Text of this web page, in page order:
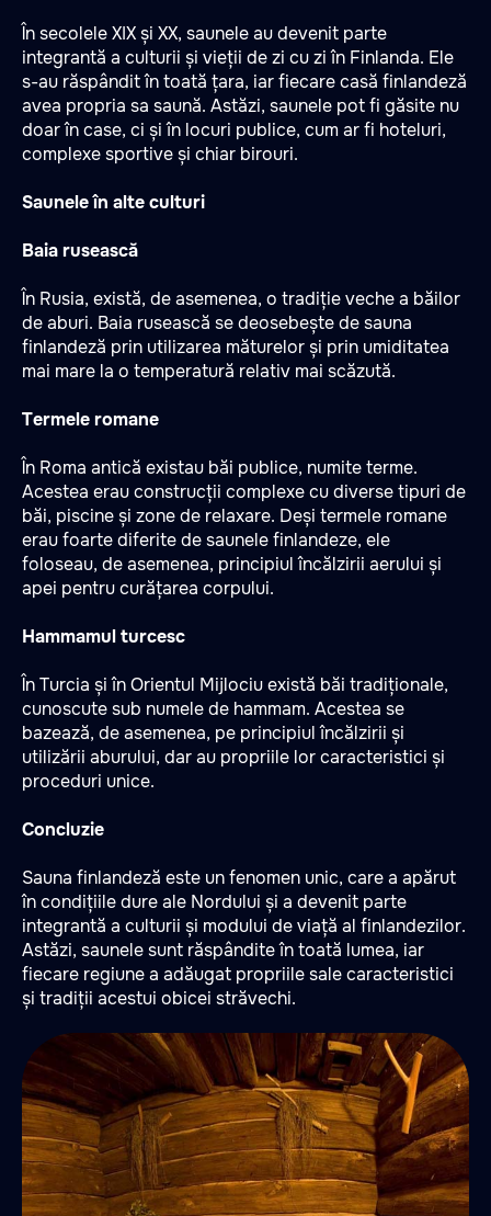
În secolele XIX și XX, saunele au devenit parte
integrantă a culturii și vieții de zi cu zi în Finlanda. Ele
s-au răspândit în toată țara, iar fiecare casă finlandeză
avea propria sa saună. Astăzi, saunele pot fi găsite nu
doar în case, ci și în locuri publice, cum ar fi hoteluri,
complexe sportive și chiar birouri.
Saunele în alte culturi
Baia rusească
În Rusia, există, de asemenea, o tradiție veche a băilor
de aburi. Baia rusească se deosebește de sauna
finlandeză prin utilizarea măturelor și prin umiditatea
mai mare la o temperatură relativ mai scăzută.
Termele romane
În Roma antică existau băi publice, numite terme.
Acestea erau construcții complexe cu diverse tipuri de
băi, piscine și zone de relaxare. Deși termele romane
erau foarte diferite de saunele finlandeze, ele
foloseau, de asemenea, principiul încălzirii aerului și
apei pentru curățarea corpului.
Hammamul turcesc
În Turcia și în Orientul Mijlociu există băi tradiționale,
cunoscute sub numele de hammam. Acestea se
bazează, de asemenea, pe principiul încălzirii și
utilizării aburului, dar au propriile lor caracteristici și
proceduri unice.
Concluzie
Sauna finlandeză este un fenomen unic, care a apărut
în condițiile dure ale Nordului și a devenit parte
integrantă a culturii și modului de viață al finlandezilor.
Astăzi, saunele sunt răspândite în toată lumea, iar
fiecare regiune a adăugat propriile sale caracteristici
și tradiții acestui obicei străvechi.